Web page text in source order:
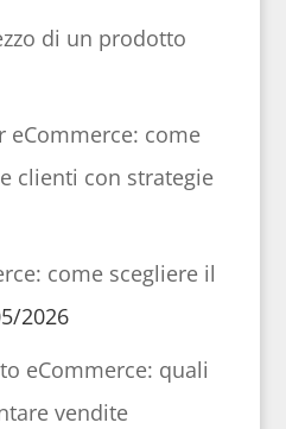
di un prodotto
eCommerce: come
clienti con strategie
come scegliere il
2026
eCommerce: quali
vendite